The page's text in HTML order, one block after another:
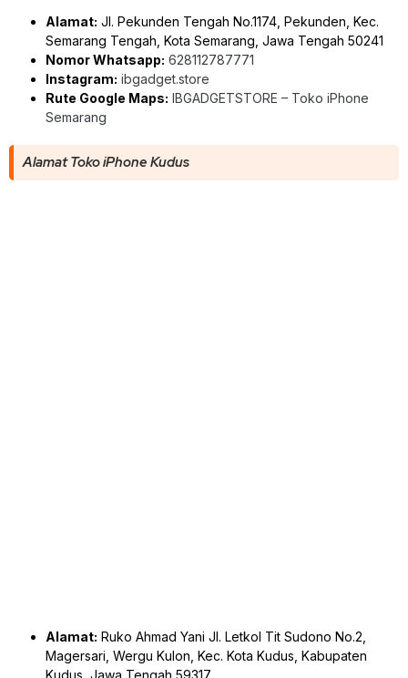
Alamat: Jl. Pekunden Tengah No.1174, Pekunden, Kec.
Semarang Tengah, Kota Semarang, Jawa Tengah 50241
Nomor Whatsapp: 628112787771
Instagram: ibgadget.store
Rute Google Maps: IBGADGETSTORE – Toko iPhone
Semarang
Alamat Toko iPhone Kudus
Alamat: Ruko Ahmad Yani Jl. Letkol Tit Sudono No.2,
Magersari, Wergu Kulon, Kec. Kota Kudus, Kabupaten
Kudus, Jawa Tengah 59317